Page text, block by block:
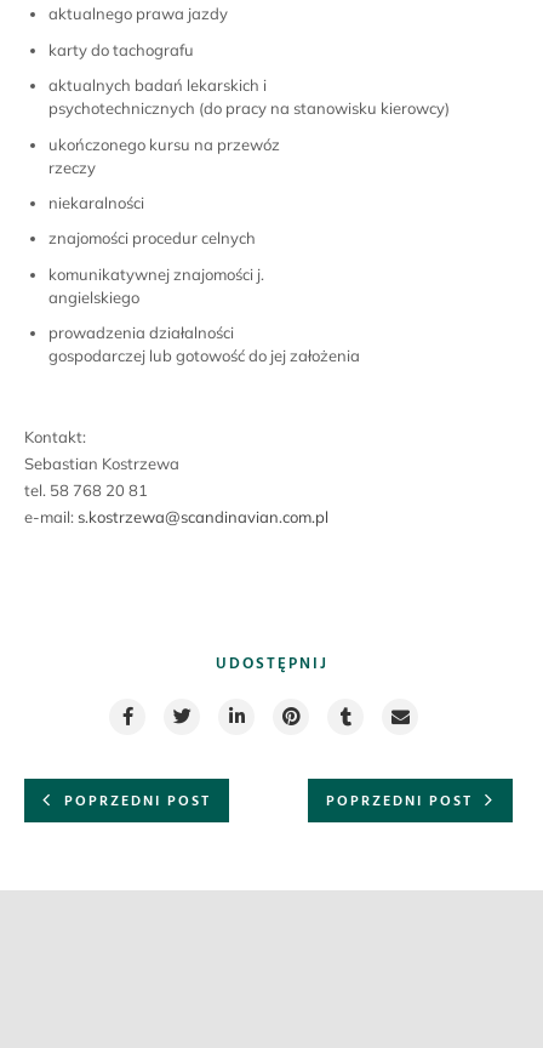
aktualnego prawa jazdy
karty do tachografu
aktualnych badań lekarskich i
psychotechnicznych (do pracy na stanowisku kierowcy)
ukończonego kursu na przewóz
rzeczy
niekaralności
znajomości procedur celnych
komunikatywnej znajomości j.
angielskiego
prowadzenia działalności
gospodarczej lub gotowość do jej założenia
Kontakt:
Sebastian Kostrzewa
tel. 58 768 20 81
e-mail: s.kostrzewa@scandinavian.com.pl
UDOSTĘPNIJ
POPRZEDNI POST POPRZEDNI POST